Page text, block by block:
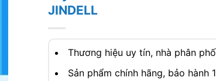
JINDELL
Thương hiệu uy tín, nhà phân
Sản phẩm chính hãng, bảo hành